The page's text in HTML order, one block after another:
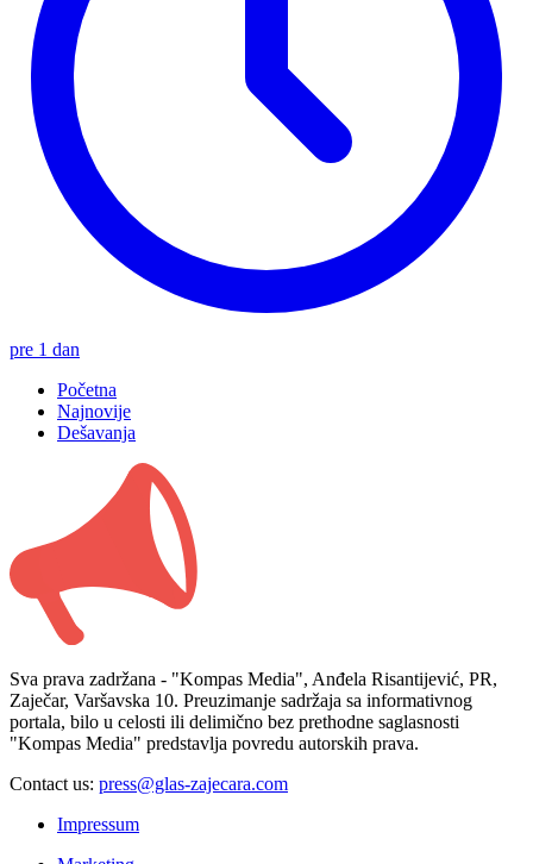
pre 1 dan
Početna
Najnovije
Dešavanja
Sva prava zadržana - "Kompas Media", Anđela Risantijević, PR,
Zaječar, Varšavska 10. Preuzimanje sadržaja sa informativnog
portala, bilo u celosti ili delimično bez prethodne saglasnosti
"Kompas Media" predstavlja povredu autorskih prava.
Contact us: press@glas-zajecara.com
Impressum